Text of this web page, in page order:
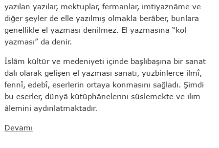
yazılan yazılar, mektuplar, fermanlar, imtiyaznâme ve
diğer şeyler de elle yazılmış olmakla berâber, bunlara
genellikle el yazması denilmez. El yazmasına “kol
yazması” da denir.
İslâm kültür ve medeniyeti içinde başlıbaşına bir sanat
dalı olarak gelişen el yazması sanatı, yüzbinlerce ilmî,
fennî, edebî, eserlerin ortaya konmasını sağladı. Şimdi
bu eserler, dünyâ kütüphânelerini süslemekte ve ilim
âlemini aydınlatmaktadır.
Devamı